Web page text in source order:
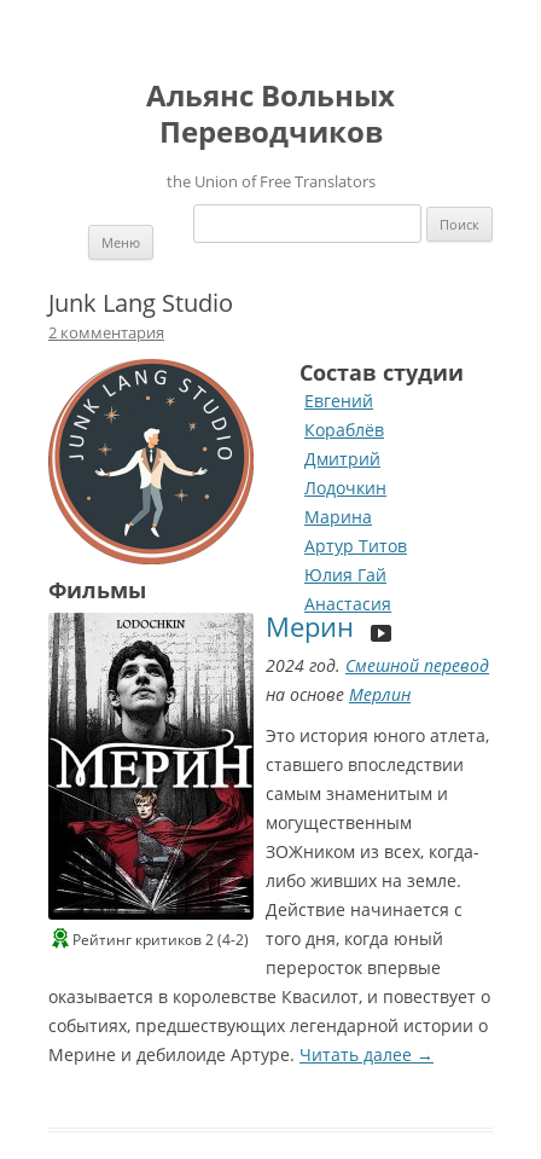
Альянс Вольных
Переводчиков
the Union of Free Translators
Найти:
Меню
Junk Lang Studio
2 комментария
Состав студии
Евгений
Кораблёв
Дмитрий
Лодочкин
Марина
Артур Титов
Юлия Гай
Анастасия
Крылова
Фильмы
Рейтинг критиков 2 (4-2)
Мерин
2024 год. Смешной перевод
на основе Мерлин
Это история юного атлета,
ставшего впоследствии
самым знаменитым и
могущественным
ЗОЖником из всех, когда-
либо живших на земле.
Действие начинается с
того дня, когда юный
переросток впервые
оказывается в королевстве Квасилот, и повествует о
событиях, предшествующих легендарной истории о
Мерине и дебилоиде Артуре. Читать далее →